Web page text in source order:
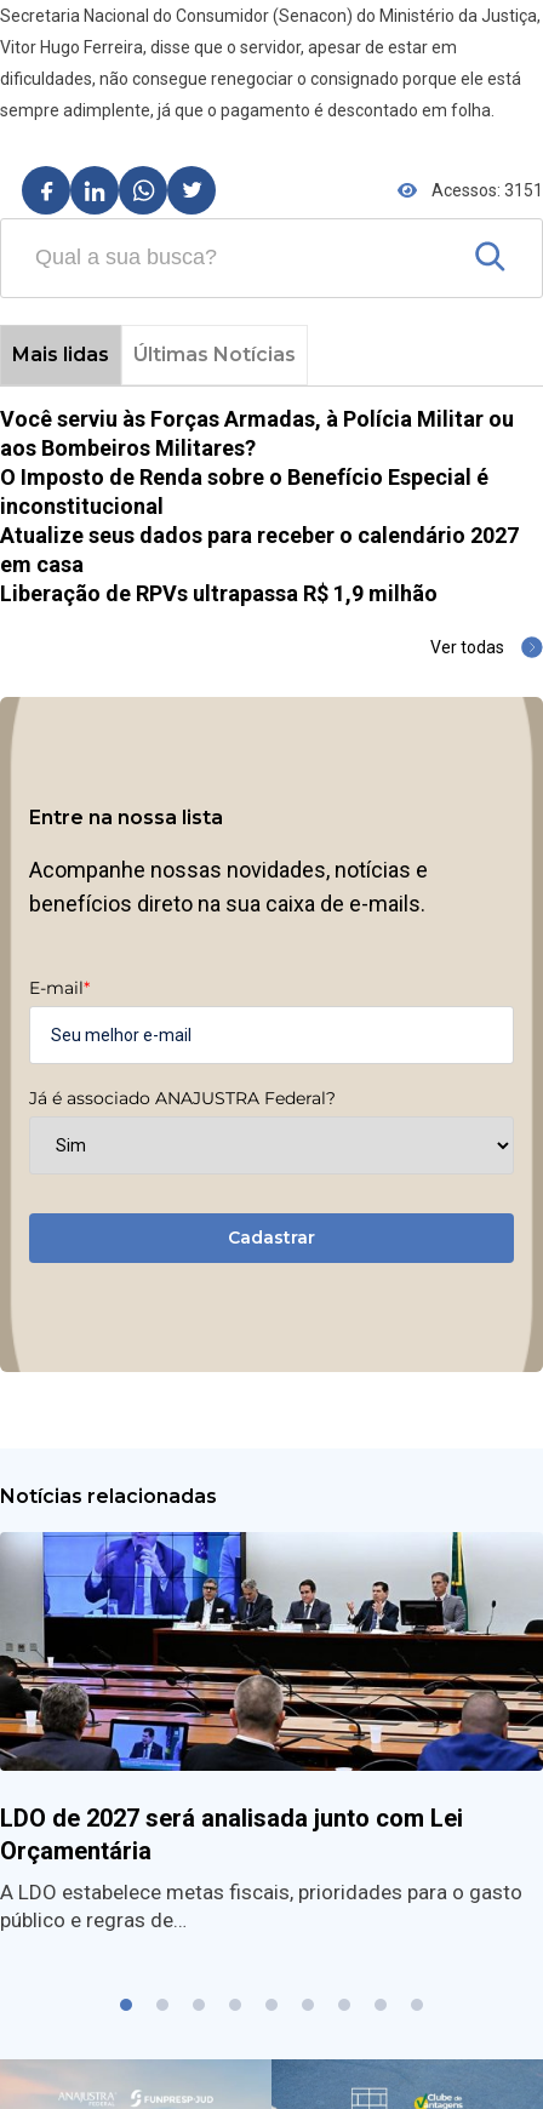
Secretaria Nacional do Consumidor (Senacon) do Ministério da Justiça,
Vitor Hugo Ferreira, disse que o servidor, apesar de estar em
dificuldades, não consegue renegociar o consignado porque ele está
sempre adimplente, já que o pagamento é descontado em folha.
Acessos: 3151
Mais lidas Últimas Notícias
Você serviu às Forças Armadas, à Polícia Militar ou
aos Bombeiros Militares?
O Imposto de Renda sobre o Benefício Especial é
inconstitucional
Atualize seus dados para receber o calendário 2027
em casa
Liberação de RPVs ultrapassa R$ 1,9 milhão
Ver todas
Entre na nossa lista
Acompanhe nossas novidades, notícias e
benefícios direto na sua caixa de e-mails.
E-mail*
Já é associado ANAJUSTRA Federal?
Cadastrar
Notícias relacionadas
LDO de 2027 será analisada junto com Lei
Orçamentária
A LDO estabelece metas fiscais, prioridades para o gasto
público e regras de…